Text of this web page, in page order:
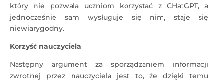
który nie pozwala uczniom korzystać z CHatGPT, a
jednocześnie sam wysługuje się nim, staje się
niewiarygodny.
Korzyść nauczyciela
Następny argument za sporządzaniem informacji
zwrotnej przez nauczyciela jest to, że dzięki temu